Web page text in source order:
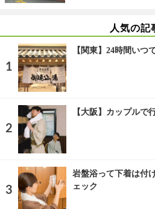
人気の記
【関東】24時間いつ
【大阪】カップルで
岩盤浴って下着は付
ェック